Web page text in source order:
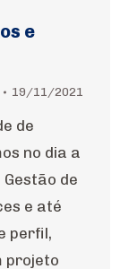
e
19/11/2021
de
no dia a
de
e até
perfil,
projeto